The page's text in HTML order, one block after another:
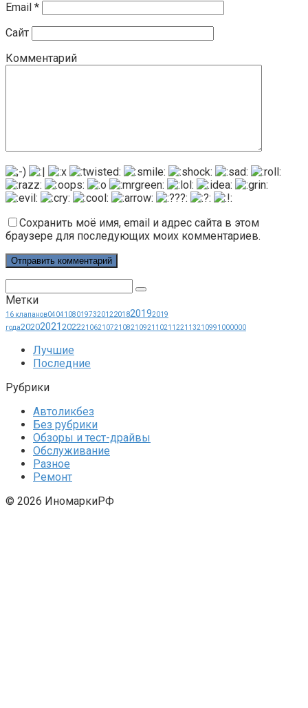
Email *
Сайт
Комментарий
Сохранить моё имя, email и адрес сайта в этом
браузере для последующих моих комментариев.
Метки
16 клапанов0404108019732012201820192019
года20202021 20222106210721082109211021122113210991000000
Лучшие
Последние
Рубрики
Автоликбез
Без рубрики
Обзоры и тест-драйвы
Обслуживание
Разное
Ремонт
© 2026 ИномаркиРФ